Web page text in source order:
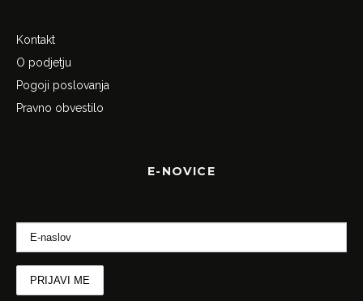
Kontakt
O podjetju
Pogoji poslovanja
Pravno obvestilo
E-NOVICE